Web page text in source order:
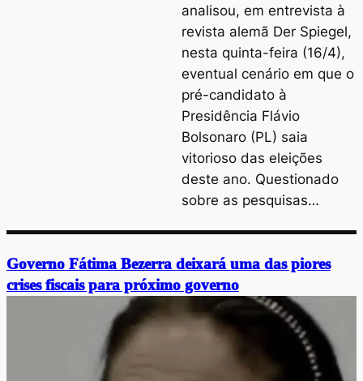
analisou, em entrevista à
revista alemã Der Spiegel,
nesta quinta-feira (16/4),
eventual cenário em que o
pré-candidato à
Presidência Flávio
Bolsonaro (PL) saia
vitorioso das eleições
deste ano. Questionado
sobre as pesquisas…
Governo Fátima Bezerra deixará uma das piores
crises fiscais para próximo governo